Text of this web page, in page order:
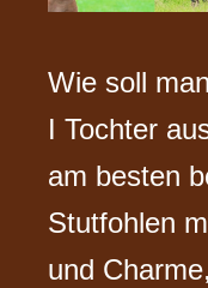
Wie soll
I Tochter
am besten
Stutfohlen
und